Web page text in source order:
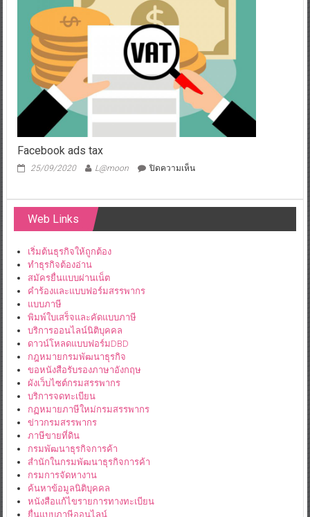
Facebook ads tax
25/09/2020 L@moon ปิดความเห็นบน
tax
Web Links
เริ่มต้นธุรกิจให้ถูกต้อง
ทำธุรกิจต้องอ่าน
สมัครยื่นแบบผ่านเน็ต
คำร้องและแบบฟอร์มสรรพากร
แบบภาษี
พิมพ์ใบเสร็จและคัดแบบภาษี
บริการออนไลน์นิติบุคคล
ดาวน์โหลดแบบฟอร์มDBD
กฎหมายกรมพัฒนาธุรกิจ
ขอหนังสือรับรองภาษาอังกฤษ
ผังเว็บไซต์กรมสรรพากร
บริการจดทะเบียน
กฏหมายภาษีใหม่กรมสรรพากร
ข่าวกรมสรรพากร
ภาษีขายที่ดิน
กรมพัฒนาธุรกิจการค้า
สำนักในกรมพัฒนาธุรกิจการค้า
กรมการจัดหางาน
ค้นหาข้อมูลนิติบุคคล
หนังสือแก้ไขรายการทางทะเบียน
ยื่นแบบภาษีออนไลน์